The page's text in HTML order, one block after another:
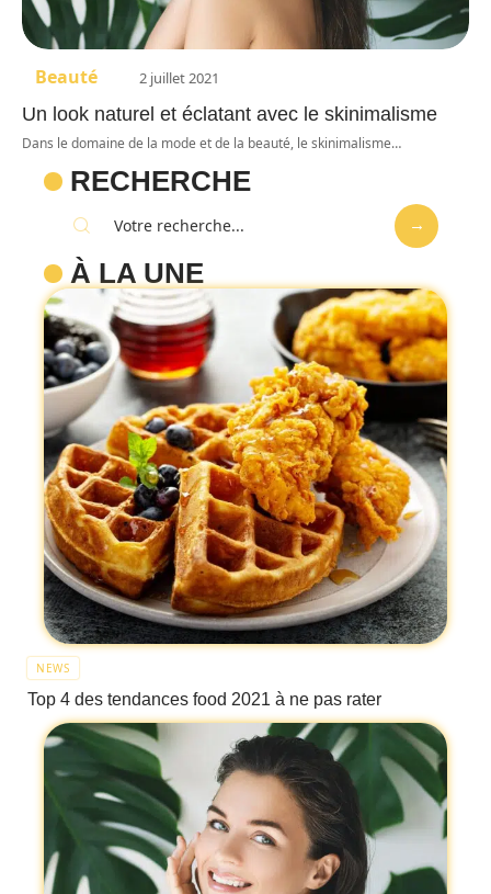
Beauté 2 juillet 2021
Un look naturel et éclatant avec le skinimalisme
Dans le domaine de la mode et de la beauté, le skinimalisme…
RECHERCHE
À LA UNE
NEWS
Top 4 des tendances food 2021 à ne pas rater